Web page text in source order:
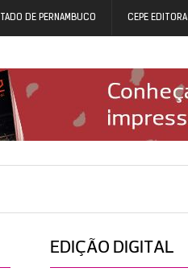
DE PERNAMBUCO CEPE EDITORA
EDIÇÃO DIGITAL